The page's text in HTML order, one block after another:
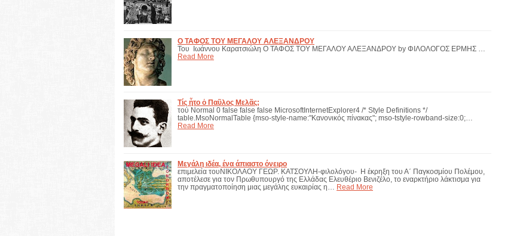
Ο ΤΑΦΟΣ ΤΟΥ ΜΕΓΑΛΟΥ ΑΛΕΞΑΝΔΡΟΥ
Του Ιωάννου Καρατσιώλη Ο ΤΑΦΟΣ ΤΟΥ ΜΕΓΑΛΟΥ ΑΛΕΞΑΝΔΡΟΥ by ΦΙΛΟΛΟΓΟΣ ΕΡΜΗΣ …
Read More
Τίς ἦτο ὁ Παῦλος Μελᾶς;
τού Normal 0 false false false MicrosoftInternetExplorer4 /* Style Definitions */
table.MsoNormalTable {mso-style-name:"Κανονικός πίνακας"; mso-tstyle-rowband-size:0;…
Read More
Μεγάλη ιδέα, ένα άπιαστο όνειρο
επιμελεία τουΝΙΚΟΛΑΟΥ ΓΕΩΡ. ΚΑΤΣΟΥΛΗ-φιλολόγου- Η έκρηξη του Α΄ Παγκοσμίου Πολέμου,
αποτέλεσε για τον Πρωθυπουργό της Ελλάδας Ελευθέριο Βενιζέλο, το εναρκτήριο λάκτισμα για
την πραγματοποίηση μιας μεγάλης ευκαιρίας η…
Read More